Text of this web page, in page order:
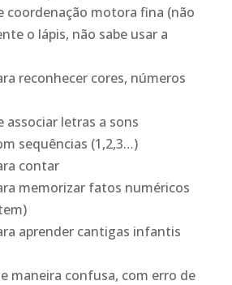
coordenação motora fina (não
o lápis, não sabe usar a
reconhecer cores, números
associar letras a sons
sequências (1,2,3…)
contar
memorizar fatos numéricos
aprender cantigas infantis
maneira confusa, com erro de